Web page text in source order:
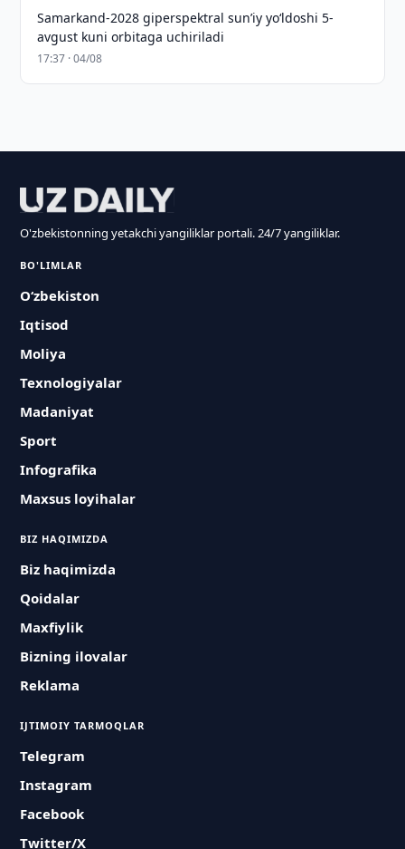
Samarkand-2028 giperspektral sun’iy yo‘ldoshi 5-
avgust kuni orbitaga uchiriladi
17:37 · 04/08
O'zbekistonning yetakchi yangiliklar portali. 24/7 yangiliklar.
BO'LIMLAR
O‘zbekiston
Iqtisod
Moliya
Texnologiyalar
Madaniyat
Sport
Infografika
Maxsus loyihalar
BIZ HAQIMIZDA
Biz haqimizda
Qoidalar
Maxfiylik
Bizning ilovalar
Reklama
IJTIMOIY TARMOQLAR
Telegram
Instagram
Facebook
Twitter/X